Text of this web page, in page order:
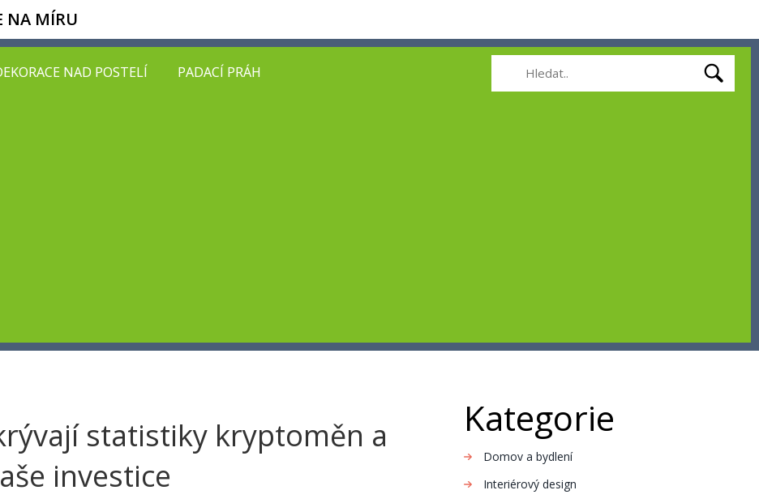
NA MÍRU
NAD POSTELÍ PADACÍ PRÁH
statistiky kryptoměn a
investice
Kategorie
Domov a bydlení
Interiérový design